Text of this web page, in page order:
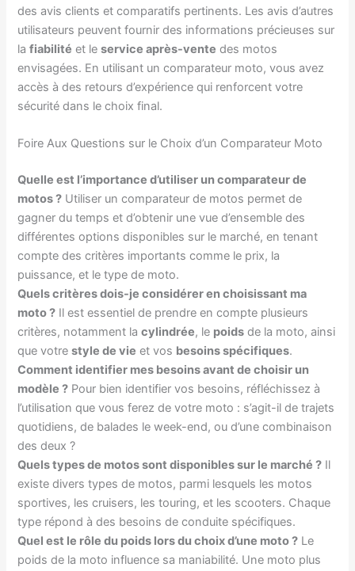
des avis clients et comparatifs pertinents. Les avis d’autres
utilisateurs peuvent fournir des informations précieuses sur
lafiabilité et leservice après-vente des motos
envisagées. En utilisant un comparateur moto, vous avez
accès à des retours d’expérience qui renforcent votre
sécurité dans le choix final.
Foire Aux Questions sur le Choix d’un Comparateur Moto
Quelle est l’importance d’utiliser un comparateur de
motos ? Utiliser un comparateur de motos permet de
gagner du temps et d’obtenir une vue d’ensemble des
différentes options disponibles sur le marché, en tenant
compte des critères importants comme le prix, la
puissance, et le type de moto.
Quels critères dois-je considérer en choisissant ma
moto ? Il est essentiel de prendre en compte plusieurs
critères, notamment lacylindrée, le poids de la moto, ainsi
que votrestyle de vie et vos besoins spécifiques.
Comment identifier mes besoins avant de choisir un
modèle ? Pour bien identifier vos besoins, réfléchissez à
l’utilisation que vous ferez de votre moto : s’agit-il de trajets
quotidiens, de balades le week-end, ou d’une combinaison
des deux ?
Quels types de motos sont disponibles sur le marché ? Il
existe divers types de motos, parmi lesquels les motos
sportives, les cruisers, les touring, et les scooters. Chaque
type répond à des besoins de conduite spécifiques.
Quel est le rôle du poids lors du choix d’une moto ? Le
poids de la moto influence sa maniabilité. Une moto plus